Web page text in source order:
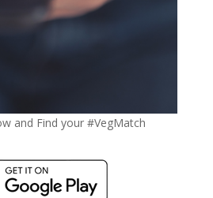
and Find your #VegMatch